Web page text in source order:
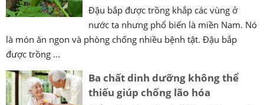
Đậu bắp được trồng khắp các vùng ở
nước ta nhưng phổ biến là miền Nam. Nó
là món ăn ngon và phòng chống nhiều bệnh tật. Đậu bắp
được trồng ...
Ba chất dinh dưỡng không thể
thiếu giúp chống lão hóa